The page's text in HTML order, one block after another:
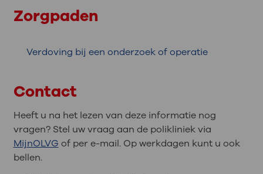
Zorgpaden
Verdoving bij een onderzoek of operatie
Contact
Heeft u na het lezen van deze informatie nog
vragen? Stel uw vraag aan de polikliniek via
MijnOLVG of per e-mail. Op werkdagen kunt u ook
bellen.